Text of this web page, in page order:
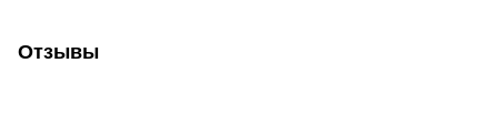
Отзывы